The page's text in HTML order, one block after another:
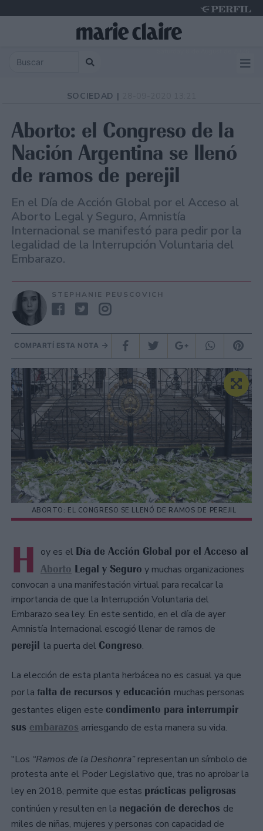
SOCIEDAD |
Aborto: el Congreso de la
Nación Argentina se llenó
de ramos de perejil
En el Día de Acción Global por el Acceso al
Aborto Legal y Seguro, Amnistía
Internacional se manifestó para pedir por la
legalidad de la Interrupción Voluntaria del
Embarazo.
STEPHANIE PEUSCOVICH
COMPARTÍ ESTA NOTA
ABORTO: EL CONGRESO SE LLENÓ DE RAMOS DE PEREJIL
H oy es el Día de Acción Global por el Acceso al
Aborto Legal y Seguro y muchas organizaciones
convocan a una manifestación virtual para recalcar la
importancia de que la Interrupción Voluntaria del
Embarazo sea ley. En este sentido, en el día de ayer
Amnistía Internacional escogió llenar de ramos de
perejil la puerta del Congreso.
La elección de esta planta herbácea no es casual ya que
por la falta de recursos y educación muchas personas
gestantes eligen este condimento para interrumpir
sus embarazos arriesgando de esta manera su vida.
"Los “Ramos de la Deshonra”representan un símbolo de
protesta ante el Poder Legislativo que, tras no aprobar la
ley en 2018, permite que estas prácticas peligrosas
continúen y resulten en la negación de derechos de
miles de niñas, mujeres y personas con capacidad de